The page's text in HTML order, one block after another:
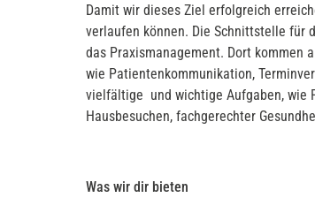
Damit wir dieses Ziel erfolgreich
verlaufen können. Die Schnittstelle für
das Praxismanagement. Dort kommen
wie Patientenkommunikation,
vielfältige und wichtige Aufgaben, wie
Hausbesuchen, fachgerechter
Was wir dir bieten